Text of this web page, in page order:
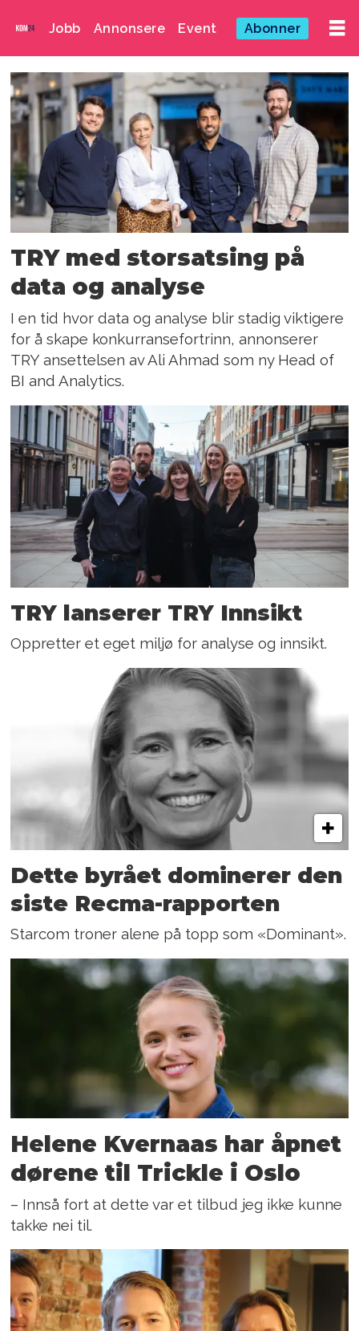
Jobb Annonsere Event Abonner
Emne:
analyse
TRY med storsatsing på
data og analyse
I en tid hvor data og analyse blir stadig viktigere
for å skape konkurransefortrinn, annonserer
TRY ansettelsen av Ali Ahmad som ny Head of
BI and Analytics.
TRY lanserer TRY Innsikt
Oppretter et eget miljø for analyse og innsikt.
Dette byrået dominerer den
siste Recma-rapporten
Starcom troner alene på topp som «Dominant».
Helene Kvernaas har åpnet
dørene til Trickle i Oslo
– Innså fort at dette var et tilbud jeg ikke kunne
takke nei til.